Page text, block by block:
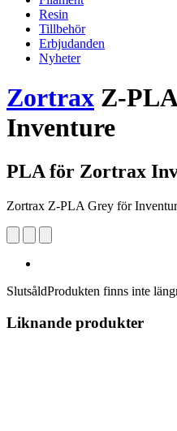
Resin
Tillbehör
Erbjudanden
Nyheter
Zortrax Z-
Inventure
PLA för Zortrax
Zortrax Z-PLA Grey för
SlutsåldProdukten finns inte
Liknande produkter